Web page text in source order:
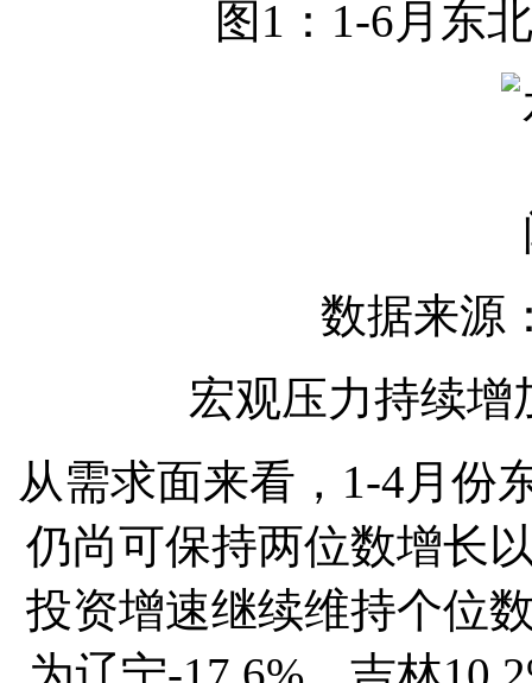
图1：1-6月东北
数据来源
宏观压力持续增
从需求面来看，1-4月份
仍尚可保持两位数增长
投资增速继续维持个位